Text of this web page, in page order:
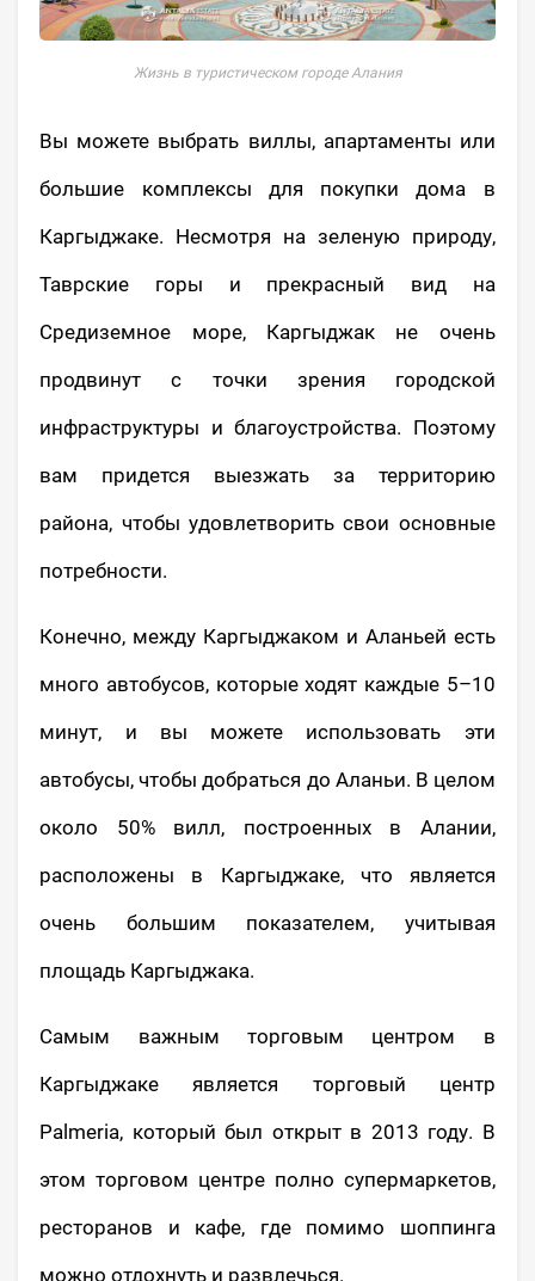
Жизнь в туристическом городе Алания
Вы можете выбрать виллы, апартаменты или
большие комплексы для покупки дома в
Каргыджаке. Несмотря на зеленую природу,
Таврские горы и прекрасный вид на
Средиземное море, Каргыджак не очень
продвинут с точки зрения городской
инфраструктуры и благоустройства. Поэтому
вам придется выезжать за территорию
района, чтобы удовлетворить свои основные
потребности.
Конечно, между Каргыджаком и Аланьей есть
много автобусов, которые ходят каждые 5–10
минут, и вы можете использовать эти
автобусы, чтобы добраться до Аланьи. В целом
около 50% вилл, построенных в Алании,
расположены в Каргыджаке, что является
очень большим показателем, учитывая
площадь Каргыджака.
Самым важным торговым центром в
Каргыджаке является торговый центр
Palmeria, который был открыт в 2013 году. В
этом торговом центре полно супермаркетов,
ресторанов и кафе, где помимо шоппинга
можно отдохнуть и развлечься.